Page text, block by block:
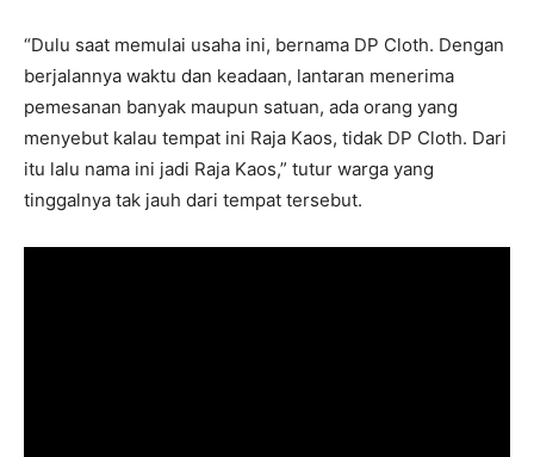
“Dulu saat memulai usaha ini, bernama DP Cloth. Dengan
berjalannya waktu dan keadaan, lantaran menerima
pemesanan banyak maupun satuan, ada orang yang
menyebut kalau tempat ini Raja Kaos, tidak DP Cloth. Dari
itu lalu nama ini jadi Raja Kaos,” tutur warga yang
tinggalnya tak jauh dari tempat tersebut.